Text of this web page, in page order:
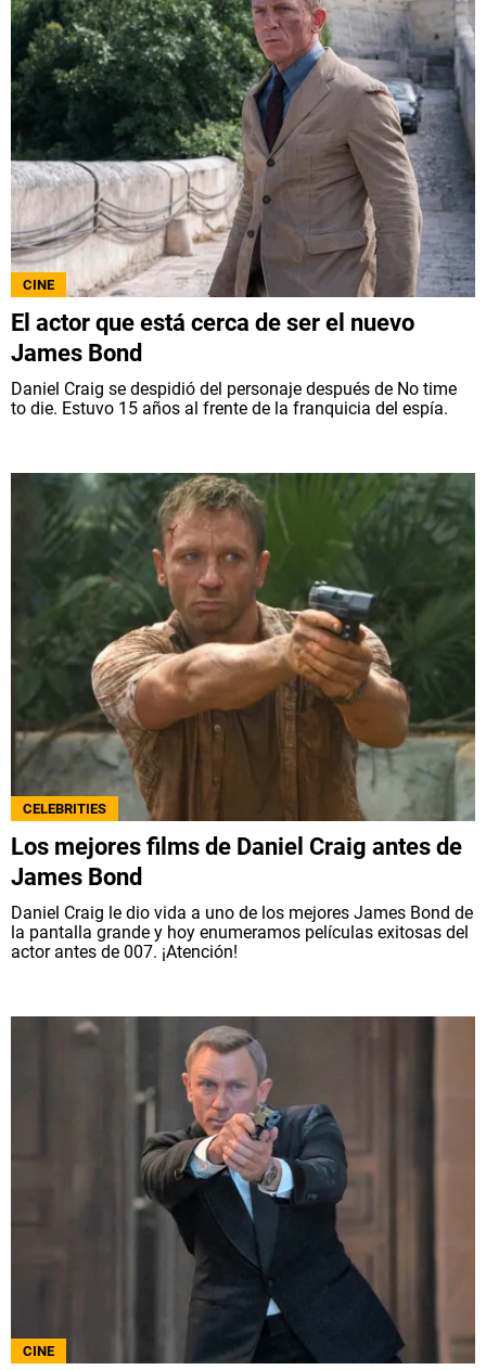
CINE
El actor que está cerca de ser el nuevo
James Bond
Daniel Craig se despidió del personaje después de No time
to die. Estuvo 15 años al frente de la franquicia del espía.
CELEBRITIES
Los mejores films de Daniel Craig antes de
James Bond
Daniel Craig le dio vida a uno de los mejores James Bond de
la pantalla grande y hoy enumeramos películas exitosas del
actor antes de 007. ¡Atención!
CINE